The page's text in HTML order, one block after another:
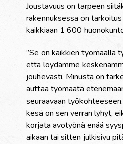
Joustavuus on tarpeen
rakennuksessa on
kaikkiaan 1 600
”Se on kaikkien työmaalla
että löydämme
jouhevasti. Minusta on
auttaa työmaata
seuraavaan
kesä on sen verran lyhyt,
korjata avotyönä enää
aikaan tai sitten julkisivu